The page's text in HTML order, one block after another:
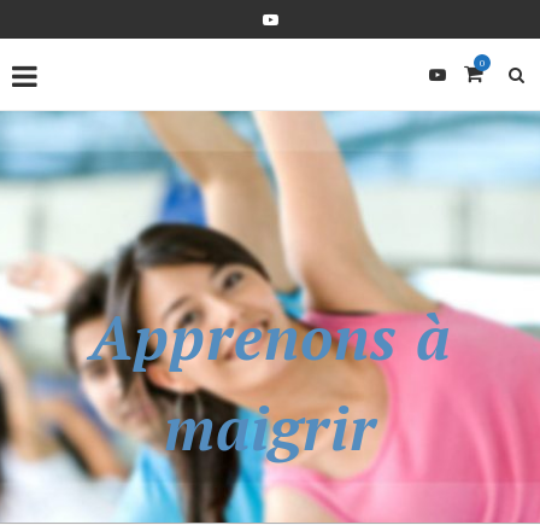
0
Apprenons à
maigrir